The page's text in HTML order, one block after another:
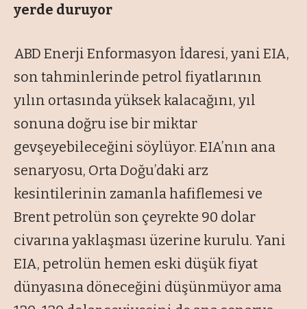
yerde duruyor
ABD Enerji Enformasyon İdaresi, yani EIA,
son tahminlerinde petrol fiyatlarının
yılın ortasında yüksek kalacağını, yıl
sonuna doğru ise bir miktar
gevşeyebileceğini söylüyor. EIA’nın ana
senaryosu, Orta Doğu’daki arz
kesintilerinin zamanla hafiflemesi ve
Brent petrolün son çeyrekte 90 dolar
civarına yaklaşması üzerine kurulu. Yani
EIA, petrolün hemen eski düşük fiyat
dünyasına döneceğini düşünmüyor ama